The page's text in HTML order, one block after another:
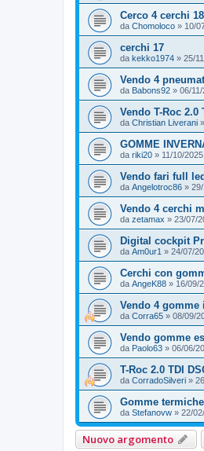
Cerco 4 cerchi
da Chomoloco » 10/
cerchi 17
da kekko1974 » 25/
Vendo 4
da Babons92 » 06/
Vendo T-Roc 2.0
da Christian Liverani »
GOMME
da riki20 » 11/10/
Vendo fari full
da Angelotroc86 »
Vendo 4 cerchi
da zetamax » 23/07/
Digital cockpit
da Am0ur1 » 24/07/
Cerchi con
da AngeK88 » 16/09/
Vendo 4
da Corra65 » 08/09/
Vendo gomme
da Paolo63 » 06/06/
T-Roc 2.0 TDI
da CorradoSilveri »
Gomme
da Stefanovw » 22/
Nuovo argomento